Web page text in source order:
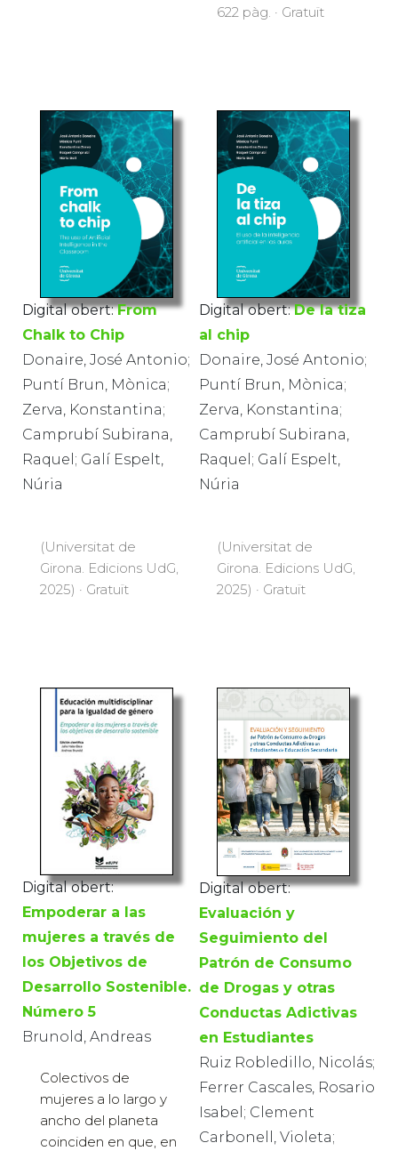
622 pàg. · Gratuït
Digital obert: From
Chalk to Chip
Donaire, José Antonio;
Puntí Brun, Mònica;
Zerva, Konstantina;
Camprubí Subirana,
Raquel; Galí Espelt,
Núria
(Universitat de
Girona. Edicions UdG,
2025) · Gratuït
Digital obert: De la tiza
al chip
Donaire, José Antonio;
Puntí Brun, Mònica;
Zerva, Konstantina;
Camprubí Subirana,
Raquel; Galí Espelt,
Núria
(Universitat de
Girona. Edicions UdG,
2025) · Gratuït
Digital obert:
Empoderar a las
mujeres a través de
los Objetivos de
Desarrollo Sostenible.
Número 5
Brunold, Andreas
Colectivos de
mujeres a lo largo y
ancho del planeta
coinciden en que, en
Digital obert:
Evaluación y
Seguimiento del
Patrón de Consumo
de Drogas y otras
Conductas Adictivas
en Estudiantes
Ruiz Robledillo, Nicolás;
Ferrer Cascales, Rosario
Isabel; Clement
Carbonell, Violeta;